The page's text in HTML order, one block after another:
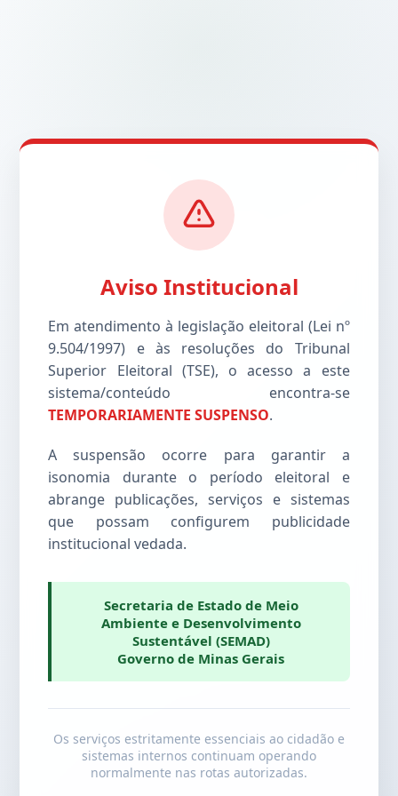
Aviso Institucional
Em atendimento à legislação eleitoral (Lei nº
9.504/1997) e às resoluções do Tribunal
Superior Eleitoral (TSE), o acesso a este
sistema/conteúdo encontra-se
TEMPORARIAMENTE SUSPENSO.
A suspensão ocorre para garantir a
isonomia durante o período eleitoral e
abrange publicações, serviços e sistemas
que possam configurem publicidade
institucional vedada.
Secretaria de Estado de Meio
Ambiente e Desenvolvimento
Sustentável (SEMAD)
Governo de Minas Gerais
Os serviços estritamente essenciais ao cidadão e
sistemas internos continuam operando
normalmente nas rotas autorizadas.